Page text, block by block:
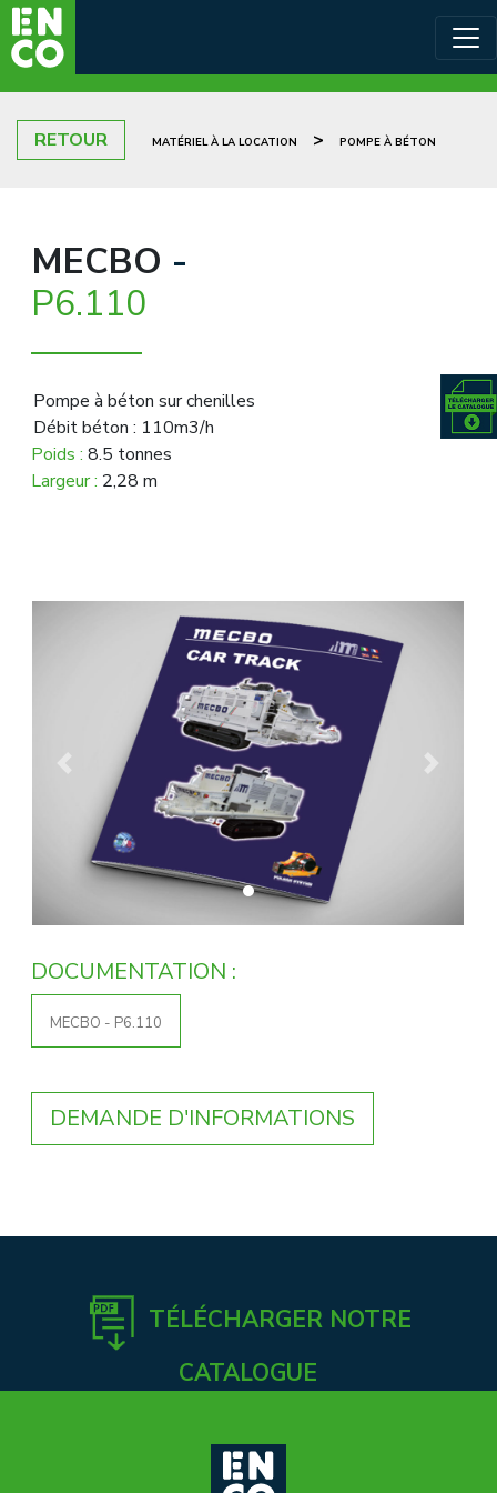
RETOUR MATÉRIEL À LA LOCATION > POMPE À BÉTON
MECBO -
P6.110
Pompe à béton sur chenilles
Débit béton : 110m3/h
Poids : 8.5 tonnes
Largeur : 2,28 m
Previous Next
DOCUMENTATION :
MECBO - P6.110
DEMANDE D'INFORMATIONS
TÉLÉCHARGER NOTRE
CATALOGUE